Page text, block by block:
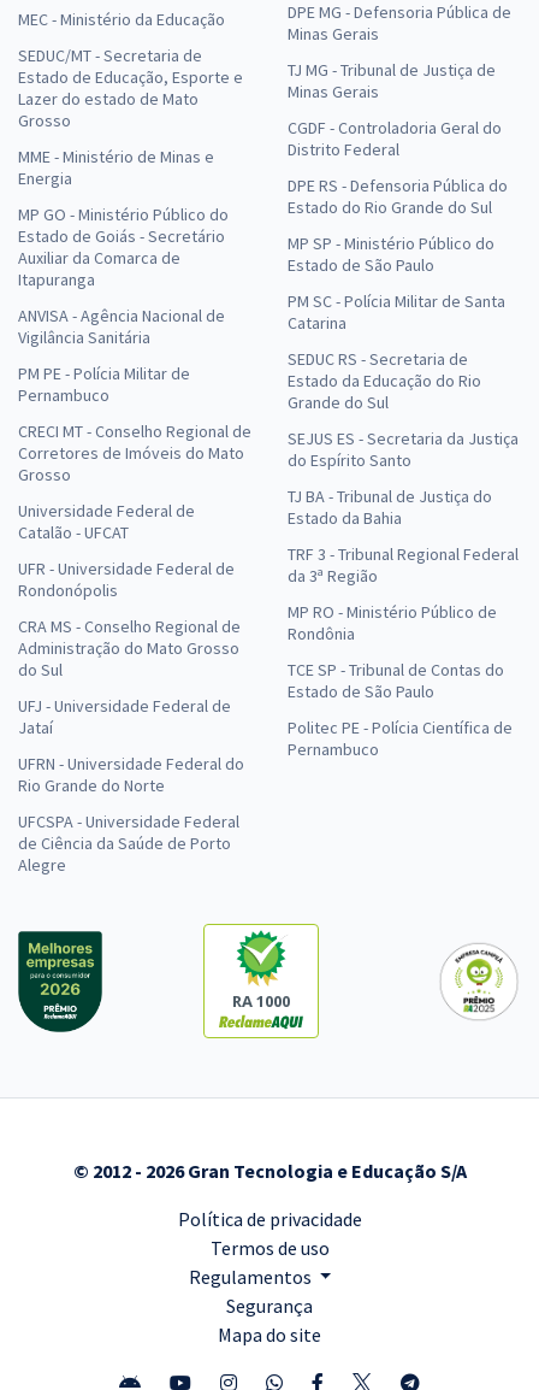
MEC - Ministério da Educação
SEDUC/MT - Secretaria de
Estado de Educação, Esporte e
Lazer do estado de Mato
Grosso
MME - Ministério de Minas e
Energia
MP GO - Ministério Público do
Estado de Goiás - Secretário
Auxiliar da Comarca de
Itapuranga
ANVISA - Agência Nacional de
Vigilância Sanitária
PM PE - Polícia Militar de
Pernambuco
CRECI MT - Conselho Regional de
Corretores de Imóveis do Mato
Grosso
Universidade Federal de
Catalão - UFCAT
UFR - Universidade Federal de
Rondonópolis
CRA MS - Conselho Regional de
Administração do Mato Grosso
do Sul
UFJ - Universidade Federal de
Jataí
UFRN - Universidade Federal do
Rio Grande do Norte
UFCSPA - Universidade Federal
de Ciência da Saúde de Porto
Alegre
DPE MG - Defensoria Pública de
Minas Gerais
TJ MG - Tribunal de Justiça de
Minas Gerais
CGDF - Controladoria Geral do
Distrito Federal
DPE RS - Defensoria Pública do
Estado do Rio Grande do Sul
MP SP - Ministério Público do
Estado de São Paulo
PM SC - Polícia Militar de Santa
Catarina
SEDUC RS - Secretaria de
Estado da Educação do Rio
Grande do Sul
SEJUS ES - Secretaria da Justiça
do Espírito Santo
TJ BA - Tribunal de Justiça do
Estado da Bahia
TRF 3 - Tribunal Regional Federal
da 3ª Região
MP RO - Ministério Público de
Rondônia
TCE SP - Tribunal de Contas do
Estado de São Paulo
Politec PE - Polícia Científica de
Pernambuco
RA 1000
© 2012 - 2026 Gran Tecnologia e Educação S/A
Política de privacidade
Termos de uso
Regulamentos
Segurança
Mapa do site